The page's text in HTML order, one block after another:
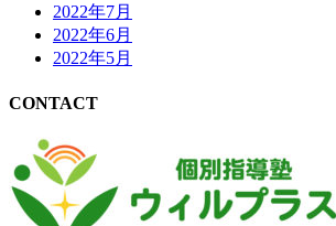
2022年7月
2022年6月
2022年5月
CONTACT